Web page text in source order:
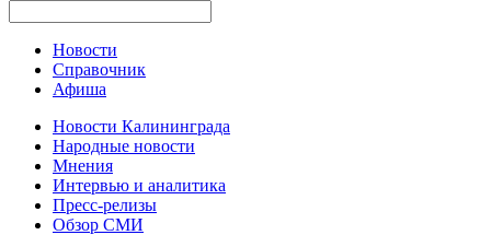
Новости
Справочник
Афиша
Новости Калининграда
Народные новости
Мнения
Интервью и аналитика
Пресс-релизы
Обзор СМИ